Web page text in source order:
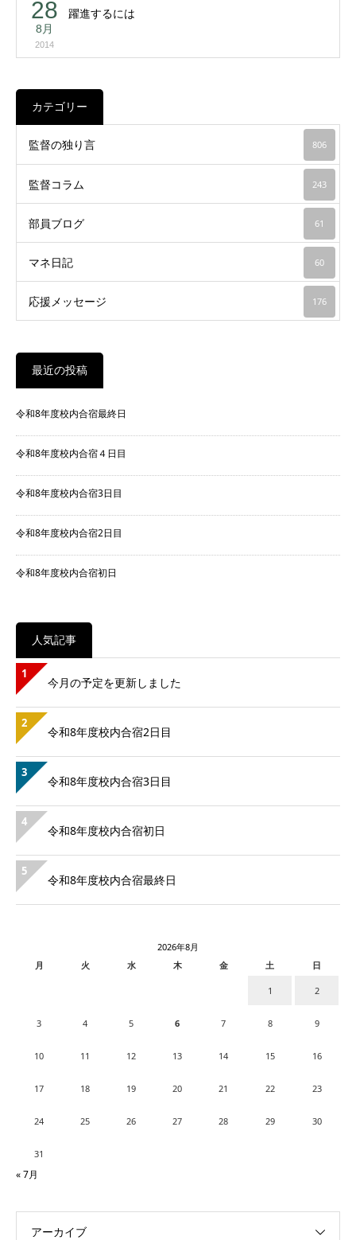
28
8月
2014
躍進するには
カテゴリー
監督の独り言 806
監督コラム 243
部員ブログ 61
マネ日記 60
応援メッセージ 176
最近の投稿
令和8年度校内合宿最終日
令和8年度校内合宿４日目
令和8年度校内合宿3日目
令和8年度校内合宿2日目
令和8年度校内合宿初日
人気記事
1
今月の予定を更新しました
2
令和8年度校内合宿2日目
3
令和8年度校内合宿3日目
4
令和8年度校内合宿初日
5
令和8年度校内合宿最終日
2026年8月
月
火 水 木 金 土 日
1 2
3 4 5 6 7 8 9
10 11 12 13 14 15 16
17 18 19 20 21 22 23
24 25 26 27 28 29 30
31
« 7月
アーカイブ